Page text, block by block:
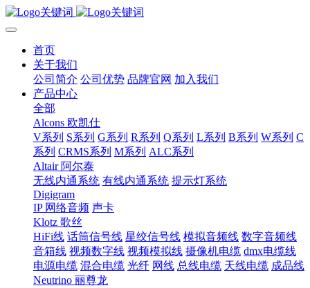
首页
关于我们
公司简介 公司优势 品牌官网 加入我们
产品中心
全部
Alcons 欧凯仕
V系列 S系列 G系列 R系列 Q系列 L系列 B系列 W系列 C
系列 CRMS系列 M系列 ALC系列
Altair 阿尔泰
无线内通系统 有线内通系统 提示灯系统
Digigram
IP 网络音频 声卡
Klotz 歌丝
HiFi线 话筒信号线 星绞信号线 模拟音频线 数字音频线
音箱线 视频数字线 视频模拟线 摄像机电缆 dmx电缆线
电源电缆 混合电缆 光纤 网线 总线电缆 天线电缆 成品线
Neutrino 丽尊龙